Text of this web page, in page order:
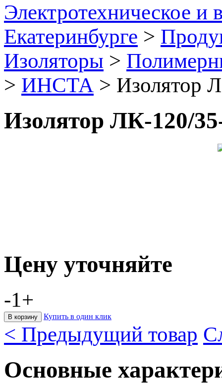
Электротехническое и
Екатеринбурге >
Изоляторы >
> ИНСТА > Изолятор
Изолятор ЛК-120/
Цену уточняйте
-1+
Купить в один клик
< Предыдущий товар
Основные